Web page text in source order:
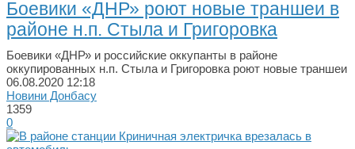
Боевики «ДНР» роют новые траншеи в
районе н.п. Стыла и Григоровка
Боевики «ДНР» и российские оккупанты в районе
оккупированных н.п. Стыла и Григоровка роют новые траншеи
06.08.2020 12:18
Новини Донбасу
1359
0